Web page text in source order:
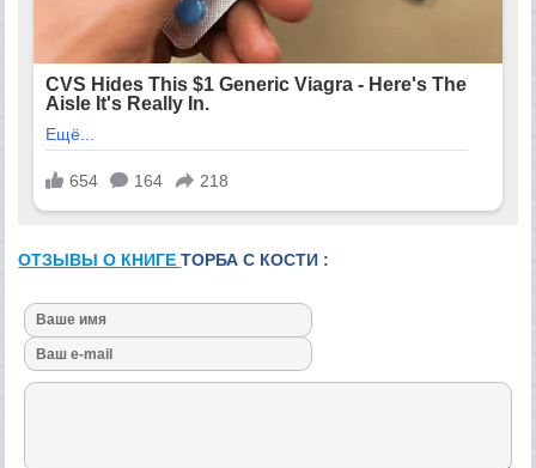
ОТЗЫВЫ О КНИГЕТОРБА С КОСТИ :